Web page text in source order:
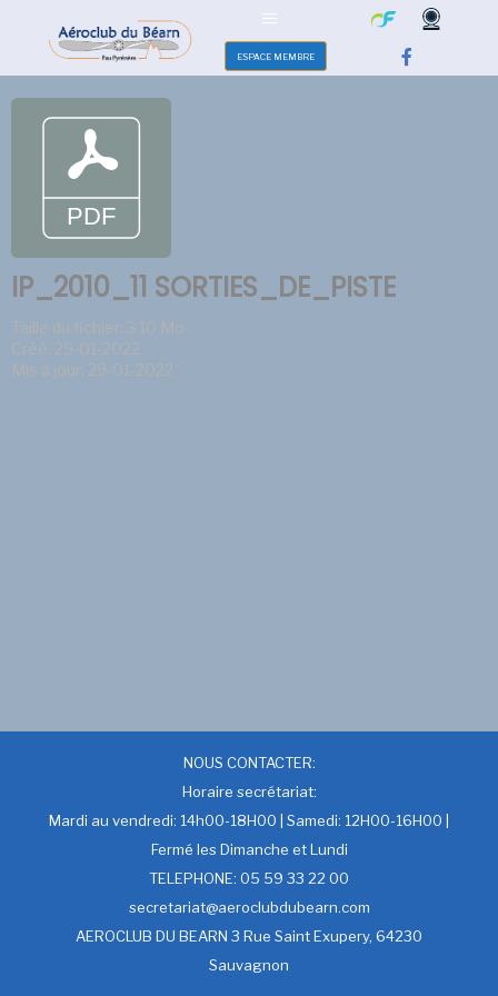
ESPACE MEMBRE
IP_2010_11 SORTIES_DE_PISTE
Taille du fichier: 3.10 Mo
Créé: 29-01-2022
Mis à jour: 29-01-2022
NOUS CONTACTER:
Horaire secrétariat:
Mardi au vendredi: 14h00-18H00 | Samedi: 12H00-16H00 |
Fermé les Dimanche et Lundi
TELEPHONE: 05 59 33 22 00
secretariat@aeroclubdubearn.com
AEROCLUB DU BEARN 3 Rue Saint Exupery, 64230
Sauvagnon